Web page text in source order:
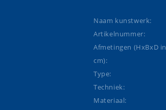
Naam kunstwerk:
Artikelnummer:
Afmetingen (HxBxD in
cm):
Type:
Techniek:
Materiaal: